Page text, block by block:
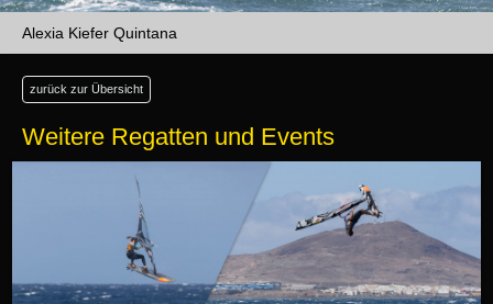
Alexia Kiefer Quintana
Weitere Regatten und Events
zurück zur Übersicht